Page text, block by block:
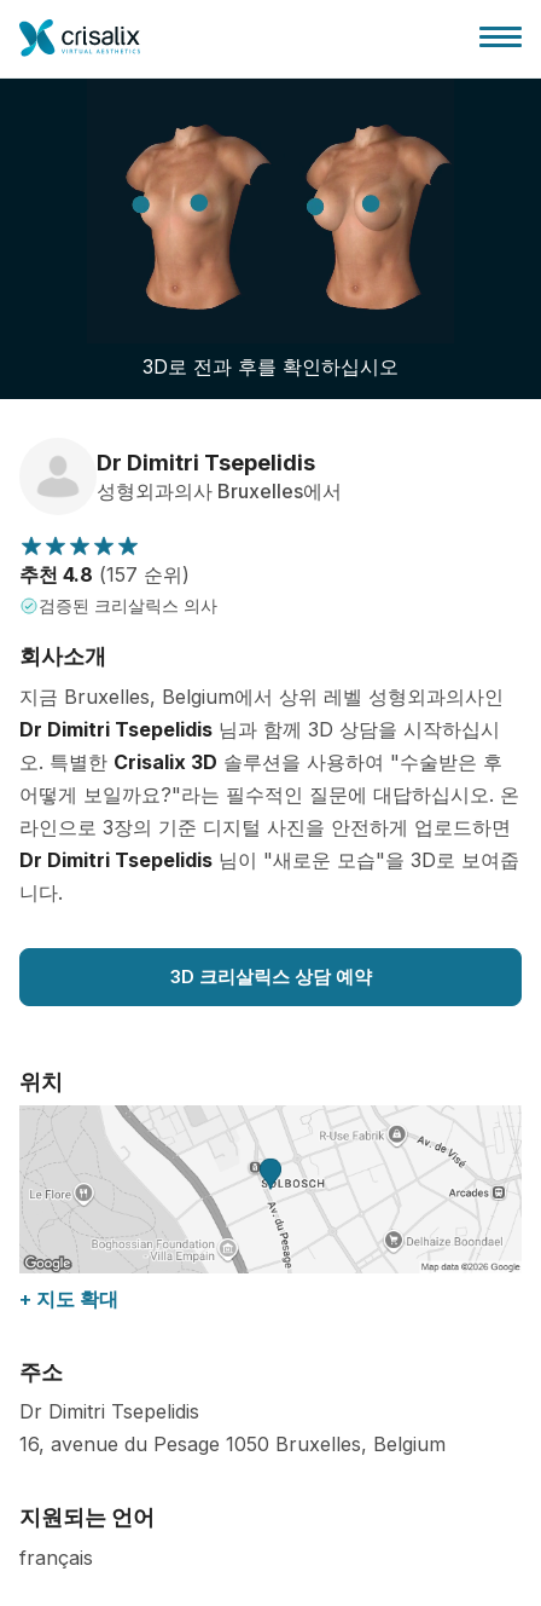
3D 비즈니스 플랫폼
환자 후기
3D로 전과 후를 확인하십시오
Dr Dimitri Tsepelidis
성형외과의사 Bruxelles에서
추천 4.8 (157 순위)
검증된 크리살릭스 의사
회사소개
지금 Bruxelles, Belgium에서 상위 레벨 성형외과의사인
Dr Dimitri Tsepelidis 님과 함께 3D 상담을 시작하십시
오. 특별한 Crisalix 3D 솔루션을 사용하여 "수술받은 후
어떻게 보일까요?"라는 필수적인 질문에 대답하십시오. 온
라인으로 3장의 기준 디지털 사진을 안전하게 업로드하면
Dr Dimitri Tsepelidis 님이 "새로운 모습"을 3D로 보여줍
니다.
3D 크리살릭스 상담 예약
위치
+ 지도 확대
주소
Dr Dimitri Tsepelidis
16, avenue du Pesage 1050 Bruxelles, Belgium
지원되는 언어
français